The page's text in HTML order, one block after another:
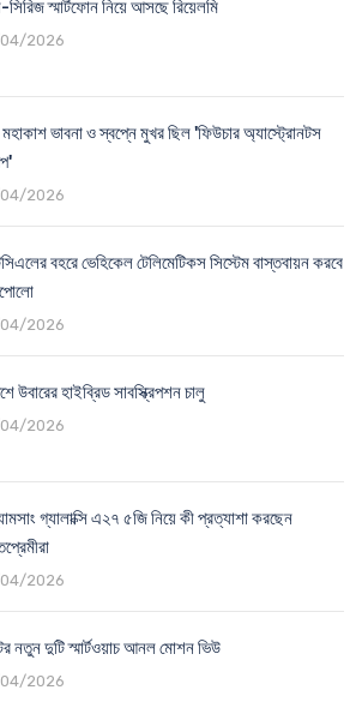
স্মার্টফোন নিয়ে আসছে রিয়েলমি
2026
মহাকাশ ভাবনা ও স্বপ্নে মুখর ছিল 'ফিউচার অ্যাস্ট্রোনটস
2026
বহরে ভেহিকেল টেলিমেটিকস সিস্টেম বাস্তবায়ন করবে
2026
উবারের হাইব্রিড সাবস্ক্রিপশন চালু
2026
গ্যালাক্সি এ২৭ ৫জি নিয়ে কী প্রত্যাশা করছেন
2026
নতুন দুটি স্মার্টওয়াচ আনল মোশন ভিউ
2026